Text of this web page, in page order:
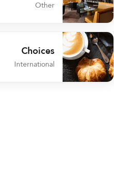
Other
undefined COA Lounge
Choices
International